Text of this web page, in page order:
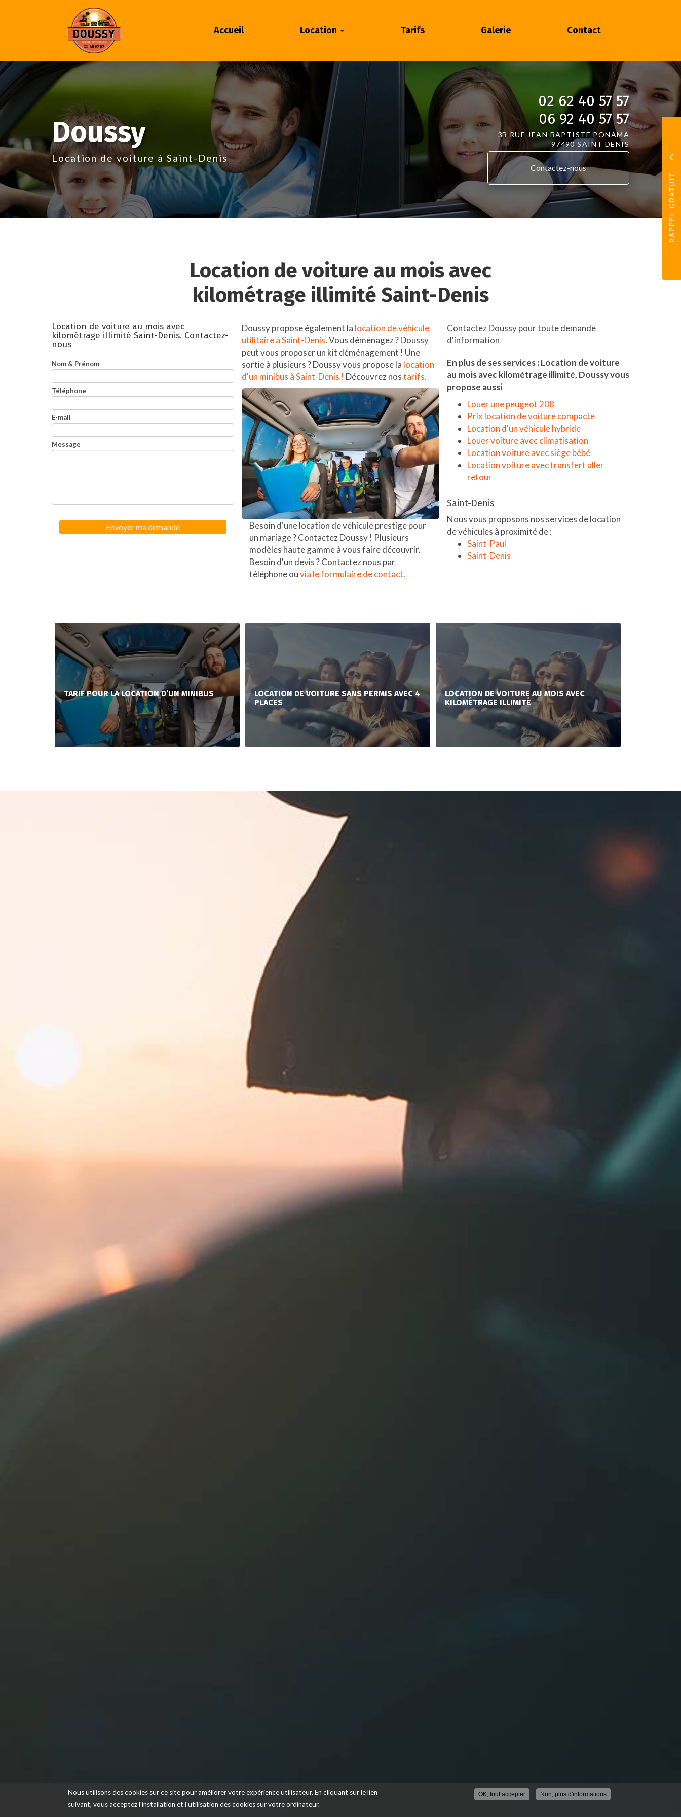
Aller
au
contenu
principal
Accueil Location Tarifs Galerie Contact
Doussy
Location de voiture à Saint-Denis
02 62 40 57 57
06 92 40 57 57
3B RUE JEAN BAPTISTE PONAMA
97490 SAINT DENIS
Contactez-nous
Location de voiture au mois avec
kilométrage illimité Saint-Denis
Location de voiture au mois avec
kilométrage illimité Saint-Denis. Contactez-
nous
Nom & Prénom
Téléphone
E-mail
Message
Envoyer ma demande
Doussy propose également la location de véhicule
utilitaire à Saint-Denis. Vous déménagez ? Doussy
peut vous proposer un kit déménagement ! Une
sortie à plusieurs ? Doussy vous propose la location
d'un minibus à Saint-Denis ! Découvrez nostarifs.
Besoin d'une location de véhicule prestige pour
un mariage ? Contactez Doussy ! Plusieurs
modèles haute gamme à vous faire découvrir.
Besoin d'un devis ? Contactez nous par
téléphone ouvia le formulaire de contact.
Contactez Doussy pour toute demande
d'information
En plus de ses services : Location de voiture
au mois avec kilométrage illimité, Doussy vous
propose aussi
Louer une peugeot 208
Prix location de voiture compacte
Location d'un véhicule hybride
Louer voiture avec climatisation
Location voiture avec siège bébé
Location voiture avec transfert aller
retour
Saint-Denis
Nous vous proposons nos services de location
de véhicules à proximité de :
Saint-Paul
Saint-Denis
TARIF POUR LA LOCATION D’UN MINIBUS
LOCATION DE VOITURE SANS PERMIS AVEC 4
PLACES
LOCATION DE VOITURE AU MOIS AVEC
KILOMÉTRAGE ILLIMITÉ
Nous utilisons des cookies sur ce site pour améliorer votre expérience utilisateur. En cliquant sur le lien
suivant, vous acceptez l'installation et l'utilisation des cookies sur votre ordinateur.
OK, tout accepter Non, plus d'informations